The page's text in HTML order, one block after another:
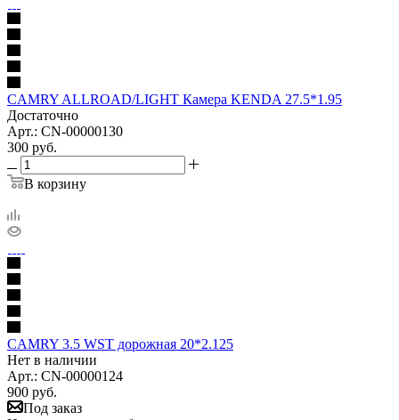
CAMRY ALLROAD/LIGHT Камера KENDA 27.5*1.95
Достаточно
Арт.: CN-00000130
300 руб.
В корзину
CAMRY 3.5 WST дорожная 20*2.125
Нет в наличии
Арт.: CN-00000124
900 руб.
Под заказ